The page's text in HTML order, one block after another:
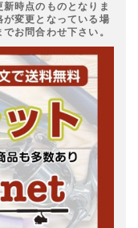
時点のものとなりま
変更となっている場
お問合わせ下さい。